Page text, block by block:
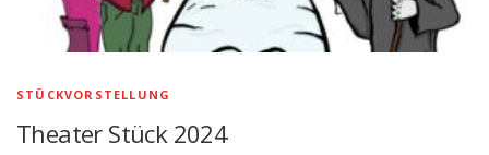
STÜCKVORSTELLUNG
Theater Stück 2024